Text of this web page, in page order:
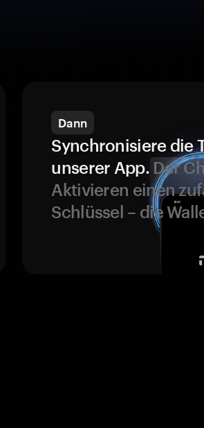
Dann
Synchronisiere die
unserer App.Der
Aktivieren einen
Schlüssel – die